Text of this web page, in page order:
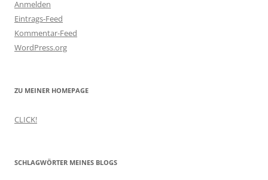
Anmelden
Eintrags-Feed
Kommentar-Feed
WordPress.org
ZU MEINER HOMEPAGE
CLICK!
SCHLAGWÖRTER MEINES BLOGS